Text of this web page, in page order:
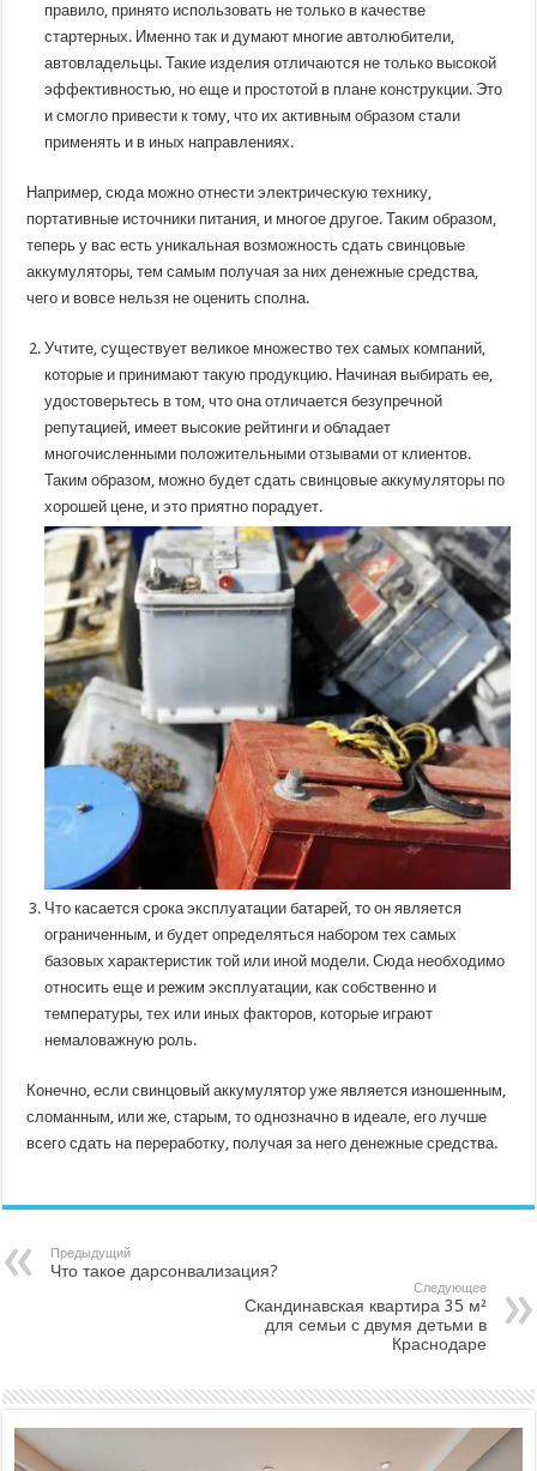
правило, принято использовать не только в качестве
стартерных. Именно так и думают многие автолюбители,
автовладельцы. Такие изделия отличаются не только высокой
эффективностью, но еще и простотой в плане конструкции. Это
и смогло привести к тому, что их активным образом стали
применять и в иных направлениях.
Например, сюда можно отнести электрическую технику,
портативные источники питания, и многое другое. Таким образом,
теперь у вас есть уникальная возможность сдать свинцовые
аккумуляторы, тем самым получая за них денежные средства,
чего и вовсе нельзя не оценить сполна.
Учтите, существует великое множество тех самых компаний,
которые и принимают такую продукцию. Начиная выбирать ее,
удостоверьтесь в том, что она отличается безупречной
репутацией, имеет высокие рейтинги и обладает
многочисленными положительными отзывами от клиентов.
Таким образом, можно будет сдать свинцовые аккумуляторы по
хорошей цене, и это приятно порадует.
Что касается срока эксплуатации батарей, то он является
ограниченным, и будет определяться набором тех самых
базовых характеристик той или иной модели. Сюда необходимо
относить еще и режим эксплуатации, как собственно и
температуры, тех или иных факторов, которые играют
немаловажную роль.
Конечно, если свинцовый аккумулятор уже является изношенным,
сломанным, или же, старым, то однозначно в идеале, его лучше
всего сдать на переработку, получая за него денежные средства.
Предыдущий
Что такое дарсонвализация?
Следующее
Скандинавская квартира 35 м²
для семьи с двумя детьми в
Краснодаре